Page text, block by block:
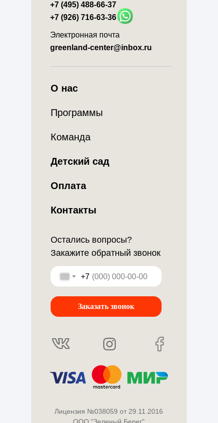
Лицензия №038059 от 29.11.2016
Детский сад
Оплата
Контакты
О нас
Программы
Команда
Остались вопросы?
Закажите обратный звонок
Электронная почта
+7
Заказать звонок
+7 (495) 488-66-37
greenland-center@inbox.ru
+7 (926) 716-63-36